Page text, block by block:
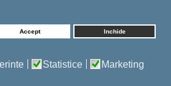
Accept Inchide
Statistice Marketing
DE PSIHIATRIE